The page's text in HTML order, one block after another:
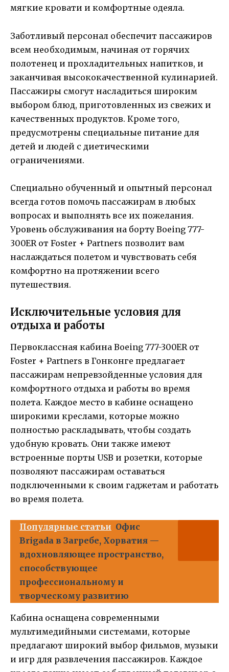
мягкие кровати и комфортные одеяла.
Заботливый персонал обеспечит пассажиров
всем необходимым, начиная от горячих
полотенец и прохладительных напитков, и
заканчивая высококачественной кулинарией.
Пассажиры смогут насладиться широким
выбором блюд, приготовленных из свежих и
качественных продуктов. Кроме того,
предусмотрены специальные питание для
детей и людей с диетическими
ограничениями.
Специально обученный и опытный персонал
всегда готов помочь пассажирам в любых
вопросах и выполнять все их пожелания.
Уровень обслуживания на борту Boeing 777-
300ER от Foster + Partners позволит вам
наслаждаться полетом и чувствовать себя
комфортно на протяжении всего
путешествия.
Исключительные условия для
отдыха и работы
Первоклассная кабина Boeing 777-300ER от
Foster + Partners в Гонконге предлагает
пассажирам непревзойденные условия для
комфортного отдыха и работы во время
полета. Каждое место в кабине оснащено
широкими креслами, которые можно
полностью раскладывать, чтобы создать
удобную кровать. Они также имеют
встроенные порты USB и розетки, которые
позволяют пассажирам оставаться
подключенными к своим гаджетам и работать
во время полета.
Популярные статьи Офис
Brigada в Загребе, Хорватия —
вдохновляющее пространство,
способствующее
профессиональному и
творческому развитию
Кабина оснащена современными
мультимедийными системами, которые
предлагают широкий выбор фильмов, музыки
и игр для развлечения пассажиров. Каждое